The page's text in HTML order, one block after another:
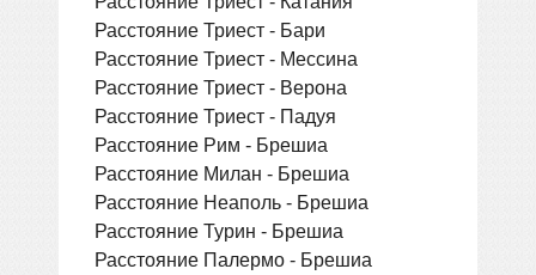
Расстояние Триест - Бари
Расстояние Триест - Мессина
Расстояние Триест - Верона
Расстояние Триест - Падуя
Расстояние Рим - Брешиа
Расстояние Милан - Брешиа
Расстояние Неаполь - Брешиа
Расстояние Турин - Брешиа
Расстояние Палермо - Брешиа